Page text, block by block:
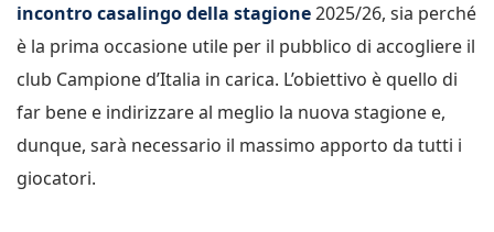
incontro casalingo della stagione2025/26, sia perché
è la prima occasione utile per il pubblico di accogliere il
club Campione d’Italia in carica. L’obiettivo è quello di
far bene e indirizzare al meglio la nuova stagione e,
dunque, sarà necessario il massimo apporto da tutti i
giocatori.